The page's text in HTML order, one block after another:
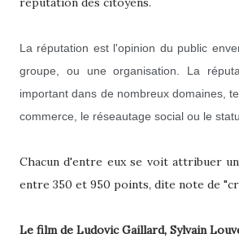
La réputation est l'opinion du public
groupe, ou une organisation. La
important dans de nombreux domaines,
commerce, le réseautage social ou le
Chacun d'entre eux se voit attribuer
entre 350 et 950 points, dite note de
Le film de Ludovic Gaillard, Sylvain